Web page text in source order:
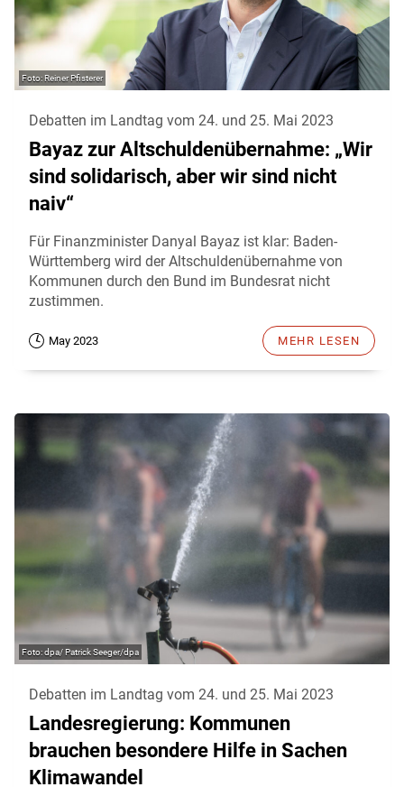
Reiner Pfisterer
Debatten im Landtag vom 24. und 25. Mai 2023
Bayaz zur Altschuldenübernahme: „Wir
sind solidarisch, aber wir sind nicht
naiv“
Für Finanzminister Danyal Bayaz ist klar: Baden-
Württemberg wird der Altschuldenübernahme von
Kommunen durch den Bund im Bundesrat nicht
zustimmen.
May 2023 MEHR LESEN
dpa/ Patrick Seeger/dpa
Debatten im Landtag vom 24. und 25. Mai 2023
Landesregierung: Kommunen
brauchen besondere Hilfe in Sachen
Klimawandel